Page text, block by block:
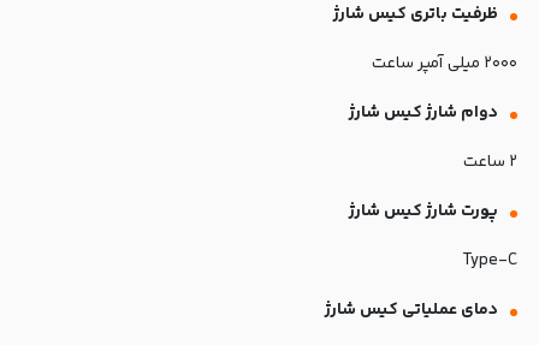
ظرفیت باتری کیس شارژ
۲۰۰۰ میلی‌ آمپر ساعت
دوام شارژ کیس شارژ
۲ ساعت
پورت شارژ کیس شارژ
Type-C
دمای عملیاتی کیس شارژ